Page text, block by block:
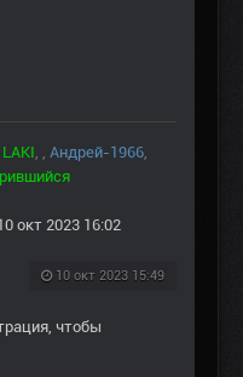
LAKI Андрей-1966
окт 2023 16:02
10 окт 2023 15:49
, чтобы